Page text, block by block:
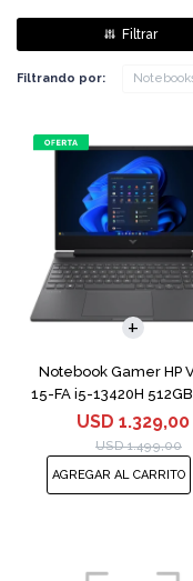
Filtrando por:
Notebook Gamer HP
15-FA i5-13420H
RTX 4050
USD 1.329,00
USD 1.499,00
COMPARAR